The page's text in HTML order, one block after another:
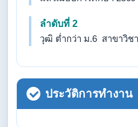
ลำดับที่ 2
วุฒิ ต่ำกว่า ม.6 สาขาวิช
ประวัติการทำงาน